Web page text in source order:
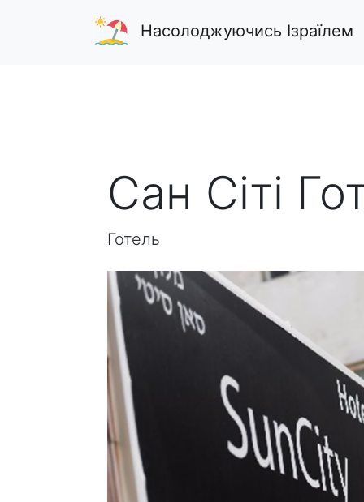
Насолоджуючись Ізраїлем
Сан Сіті
Готель